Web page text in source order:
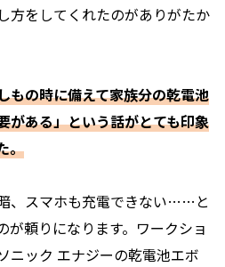
方をしてくれたのがありがたか
もの時に備えて家族分の乾電池
がある」という話がとても印象
。
、スマホも充電できない……と
が頼りになります。ワークショ
ニック エナジーの乾電池エボ